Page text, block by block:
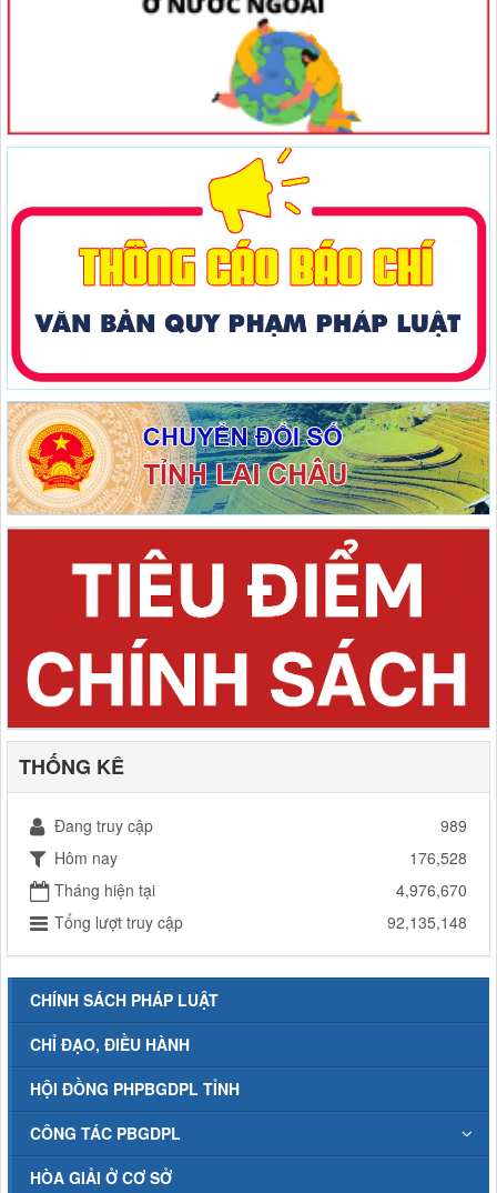
THỐNG KÊ
Đang truy cập
989
Hôm nay
176,528
Tháng hiện tại
4,976,670
Tổng lượt truy cập
92,135,148
CHÍNH SÁCH PHÁP LUẬT
CHỈ ĐẠO, ĐIỀU HÀNH
HỘI ĐỒNG PHPBGDPL TỈNH
CÔNG TÁC PBGDPL
HÒA GIẢI Ở CƠ SỞ